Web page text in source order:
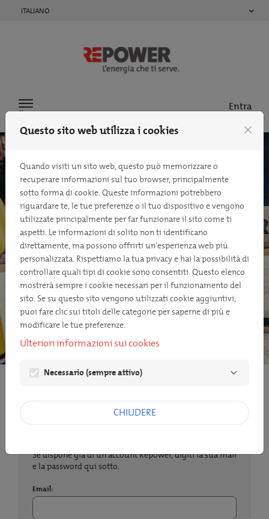
ITALIANO
Menu Entra
LOGIN/REGISTRAZIONE
Se dispone già di un account Repower, digiti la sua mail
e la password qui sotto.
Email:
Questo sito web utilizza i cookies close
Quando visiti un sito web, questo può memorizzare o
recuperare informazioni sul tuo browser, principalmente
sotto forma di cookie. Queste informazioni potrebbero
riguardare te, le tue preferenze o il tuo dispositivo e vengono
utilizzate principalmente per far funzionare il sito come ti
aspetti. Le informazioni di solito non ti identificano
direttamente, ma possono offrirti un'esperienza web più
personalizzata. Rispettiamo la tua privacy e hai la possibilità di
controllare quali tipi di cookie sono consentiti. Questo elenco
mostrerà sempre i cookie necessari per il funzionamento del
sito. Se su questo sito vengono utilizzati cookie aggiuntivi,
puoi fare clic sui titoli delle categorie per saperne di più e
modificare le tue preferenze.
Ulteriori informazioni sui cookies
Necessario (sempre attivo)
CHIUDERE